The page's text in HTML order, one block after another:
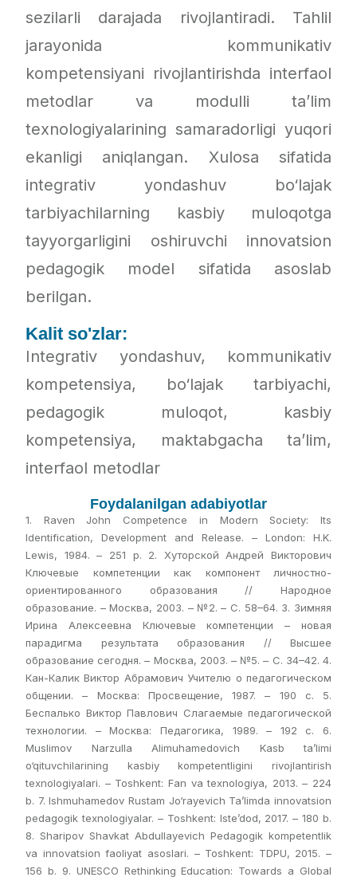
sezilarli darajada rivojlantiradi. Tahlil
jarayonida kommunikativ
kompetensiyani rivojlantirishda interfaol
metodlar va modulli ta’lim
texnologiyalarining samaradorligi yuqori
ekanligi aniqlangan. Xulosa sifatida
integrativ yondashuv bo‘lajak
tarbiyachilarning kasbiy muloqotga
tayyorgarligini oshiruvchi innovatsion
pedagogik model sifatida asoslab
berilgan.
Kalit so'zlar:
Integrativ yondashuv, kommunikativ
kompetensiya, bo‘lajak tarbiyachi,
pedagogik muloqot, kasbiy
kompetensiya, maktabgacha ta’lim,
interfaol metodlar
Foydalanilgan adabiyotlar
1. Raven John Competence in Modern Society: Its
Identification, Development and Release. – London: H.K.
Lewis, 1984. – 251 p. 2. Хуторской Андрей Викторович
Ключевые компетенции как компонент личностно-
ориентированного образования // Народное
образование. – Москва, 2003. – №2. – С. 58–64. 3. Зимняя
Ирина Алексеевна Ключевые компетенции – новая
парадигма результата образования // Высшее
образование сегодня. – Москва, 2003. – №5. – С. 34–42. 4.
Кан-Калик Виктор Абрамович Учителю о педагогическом
общении. – Москва: Просвещение, 1987. – 190 с. 5.
Беспалько Виктор Павлович Слагаемые педагогической
технологии. – Москва: Педагогика, 1989. – 192 с. 6.
Muslimov Narzulla Alimuhamedovich Kasb ta’limi
o‘qituvchilarining kasbiy kompetentligini rivojlantirish
texnologiyalari. – Toshkent: Fan va texnologiya, 2013. – 224
b. 7. Ishmuhamedov Rustam Jo‘rayevich Ta’limda innovatsion
pedagogik texnologiyalar. – Toshkent: Iste’dod, 2017. – 180 b.
8. Sharipov Shavkat Abdullayevich Pedagogik kompetentlik
va innovatsion faoliyat asoslari. – Toshkent: TDPU, 2015. –
156 b. 9. UNESCO Rethinking Education: Towards a Global